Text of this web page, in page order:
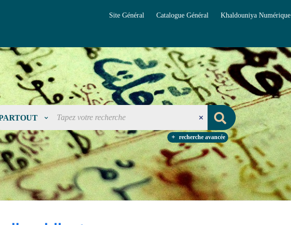
Site Général Catalogue Général Khaldouniya Numérique
recherche avancée